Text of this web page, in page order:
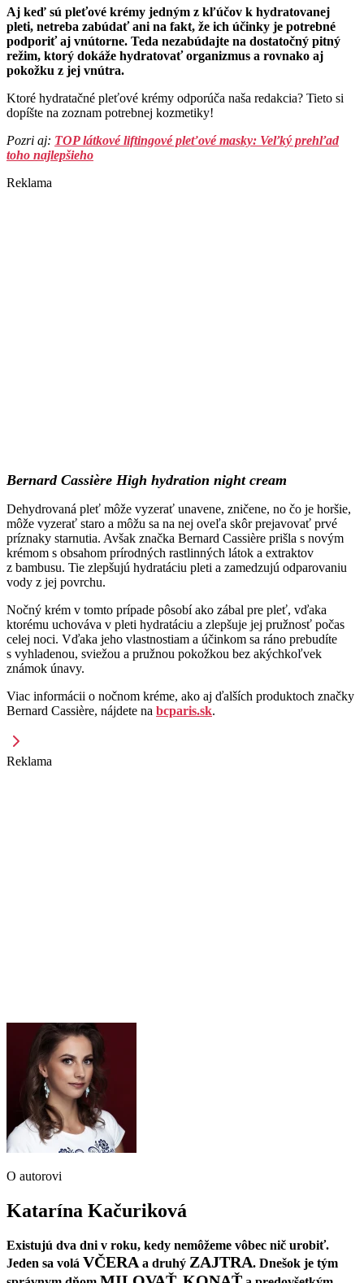
Aj keď sú pleťové krémy jedným z kľúčov k hydratovanej
pleti, netreba zabúdať ani na fakt, že ich účinky je potrebné
podporiť aj vnútorne. Teda nezabúdajte na dostatočný pitný
režim, ktorý dokáže hydratovať organizmus a rovnako aj
pokožku z jej vnútra.
Ktoré hydratačné pleťové krémy odporúča naša redakcia? Tieto si
dopíšte na zoznam potrebnej kozmetiky!
Pozri aj: TOP látkové liftingové pleťové masky: Veľký prehľad
toho najlepšieho
Reklama
Bernard Cassière High hydration night cream
Dehydrovaná pleť môže vyzerať unavene, zničene, no čo je horšie,
môže vyzerať staro a môžu sa na nej oveľa skôr prejavovať prvé
príznaky starnutia. Avšak značka Bernard Cassière prišla s novým
krémom s obsahom prírodných rastlinných látok a extraktov
z bambusu. Tie zlepšujú hydratáciu pleti a zamedzujú odparovaniu
vody z jej povrchu.
Nočný krém v tomto prípade pôsobí ako zábal pre pleť, vďaka
ktorému uchováva v pleti hydratáciu a zlepšuje jej pružnosť počas
celej noci. Vďaka jeho vlastnostiam a účinkom sa ráno prebudíte
s vyhladenou, sviežou a pružnou pokožkou bez akýchkoľvek
známok únavy.
Viac informácii o nočnom kréme, ako aj ďalších produktoch značky
Bernard Cassière, nájdete na bcparis.sk.
Reklama
O autorovi
Katarína Kačuriková
Existujú dva dni v roku, kedy nemôžeme vôbec nič urobiť.
Jeden sa volá VČERA a druhý ZAJTRA. Dnešok je tým